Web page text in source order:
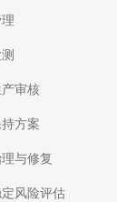
审核
方案
与修复
风险评估